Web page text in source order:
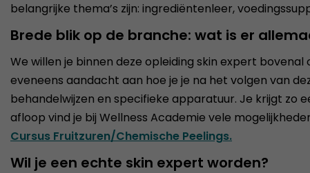
belangrijke thema’s zijn: ingrediëntenleer,
Brede blik op de branche: wat is er
We willen je binnen deze opleiding skin expert
eveneens aandacht aan hoe je je na het volgen van
behandelwijzen en specifieke apparatuur. Je krijgt zo
afloop vind je bij Wellness Academie vele
Cursus Fruitzuren/Chemische Peelings.
Wil je een echte skin expert worden?